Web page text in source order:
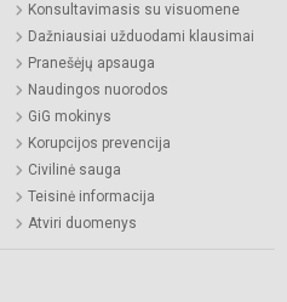
Konsultavimasis su visuomene
Dažniausiai užduodami klausimai
Pranešėjų apsauga
Naudingos nuorodos
GiG mokinys
Korupcijos prevencija
Civilinė sauga
Teisinė informacija
Atviri duomenys